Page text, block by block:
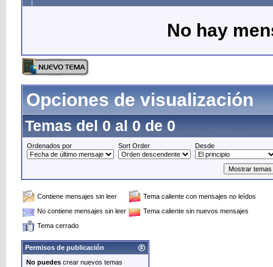
No hay
Opciones de visualización
Temas del 0 al 0 de 0
Ordenados por Sort Order Desde
Contiene mensajes sin leer
Tema caliente con mensajes no leídos
No contiene mensajes sin leer
Tema caliente sin nuevos mensajes
Tema cerrado
Permisos de publicación
No puedes crear nuevos temas